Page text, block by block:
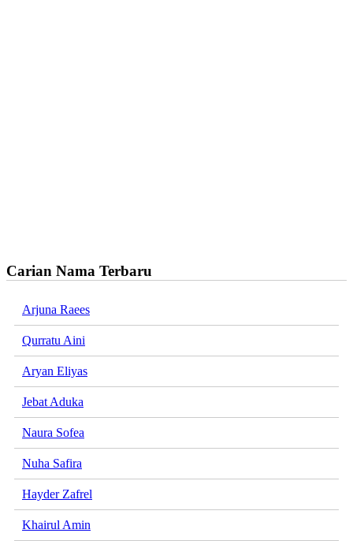
Carian Nama Terbaru
Arjuna Raees
Qurratu Aini
Aryan Eliyas
Jebat Aduka
Naura Sofea
Nuha Safira
Hayder Zafrel
Khairul Amin